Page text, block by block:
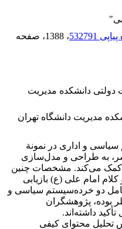
، 1388
، صفحه
دانشکده مدیریت
مدیریت دانشگاه تهران
و اداری در نمونة
به طراحی و مدل‌سازی
کمک می‌کند. مشخصات چنین
امام علی (ع) بازیابی
دو خرده‌سیستم سیاسی و
بوده، پژوهشگران
تأکید داشته‌اند.
تحلیل محتوای کیفی